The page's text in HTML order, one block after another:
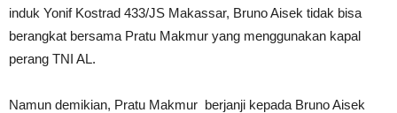
induk Yonif Kostrad 433/JS Makassar, Bruno Aisek tidak bisa
berangkat bersama Pratu Makmur yang menggunakan kapal
perang TNI AL.
Namun demikian, Pratu Makmur berjanji kepada Bruno Aisek